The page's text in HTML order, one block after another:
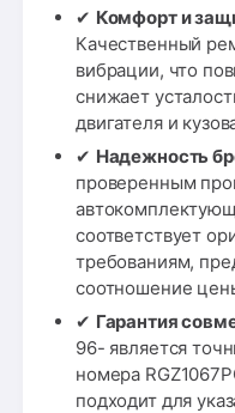
✔ Комфорт и
Качественный
вибрации, что
снижает
двигателя и
✔ Надежность
проверенным
соответствует
требованиям,
соотношение
✔ Гарантия
96- является
номера
подходит для